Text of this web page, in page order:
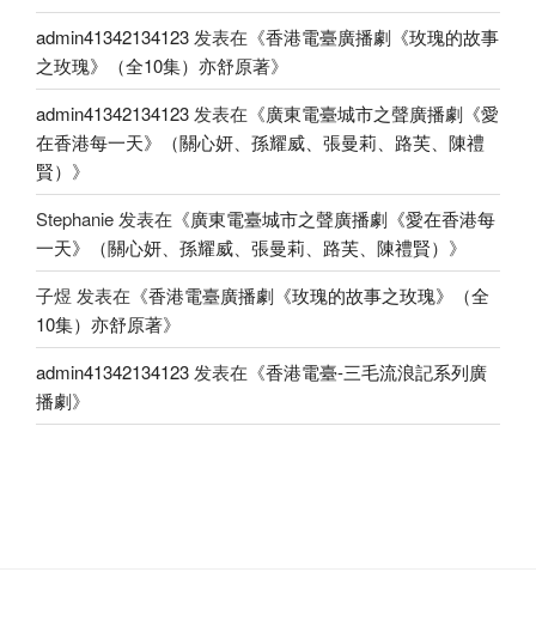
admin41342134123 发表在《香港電臺廣播劇《玫瑰的故事
之玫瑰》（全10集）亦舒原著》
admin41342134123 发表在《廣東電臺城市之聲廣播劇《愛
在香港每一天》（關心妍、孫耀威、張曼莉、路芙、陳禮
賢） 》
Stephanie 发表在《廣東電臺城市之聲廣播劇《愛在香港每
一天》（關心妍、孫耀威、張曼莉、路芙、陳禮賢） 》
子煜 发表在《香港電臺廣播劇《玫瑰的故事之玫瑰》（全
10集）亦舒原著》
admin41342134123 发表在《香港電臺-三毛流浪記系列廣
播劇》